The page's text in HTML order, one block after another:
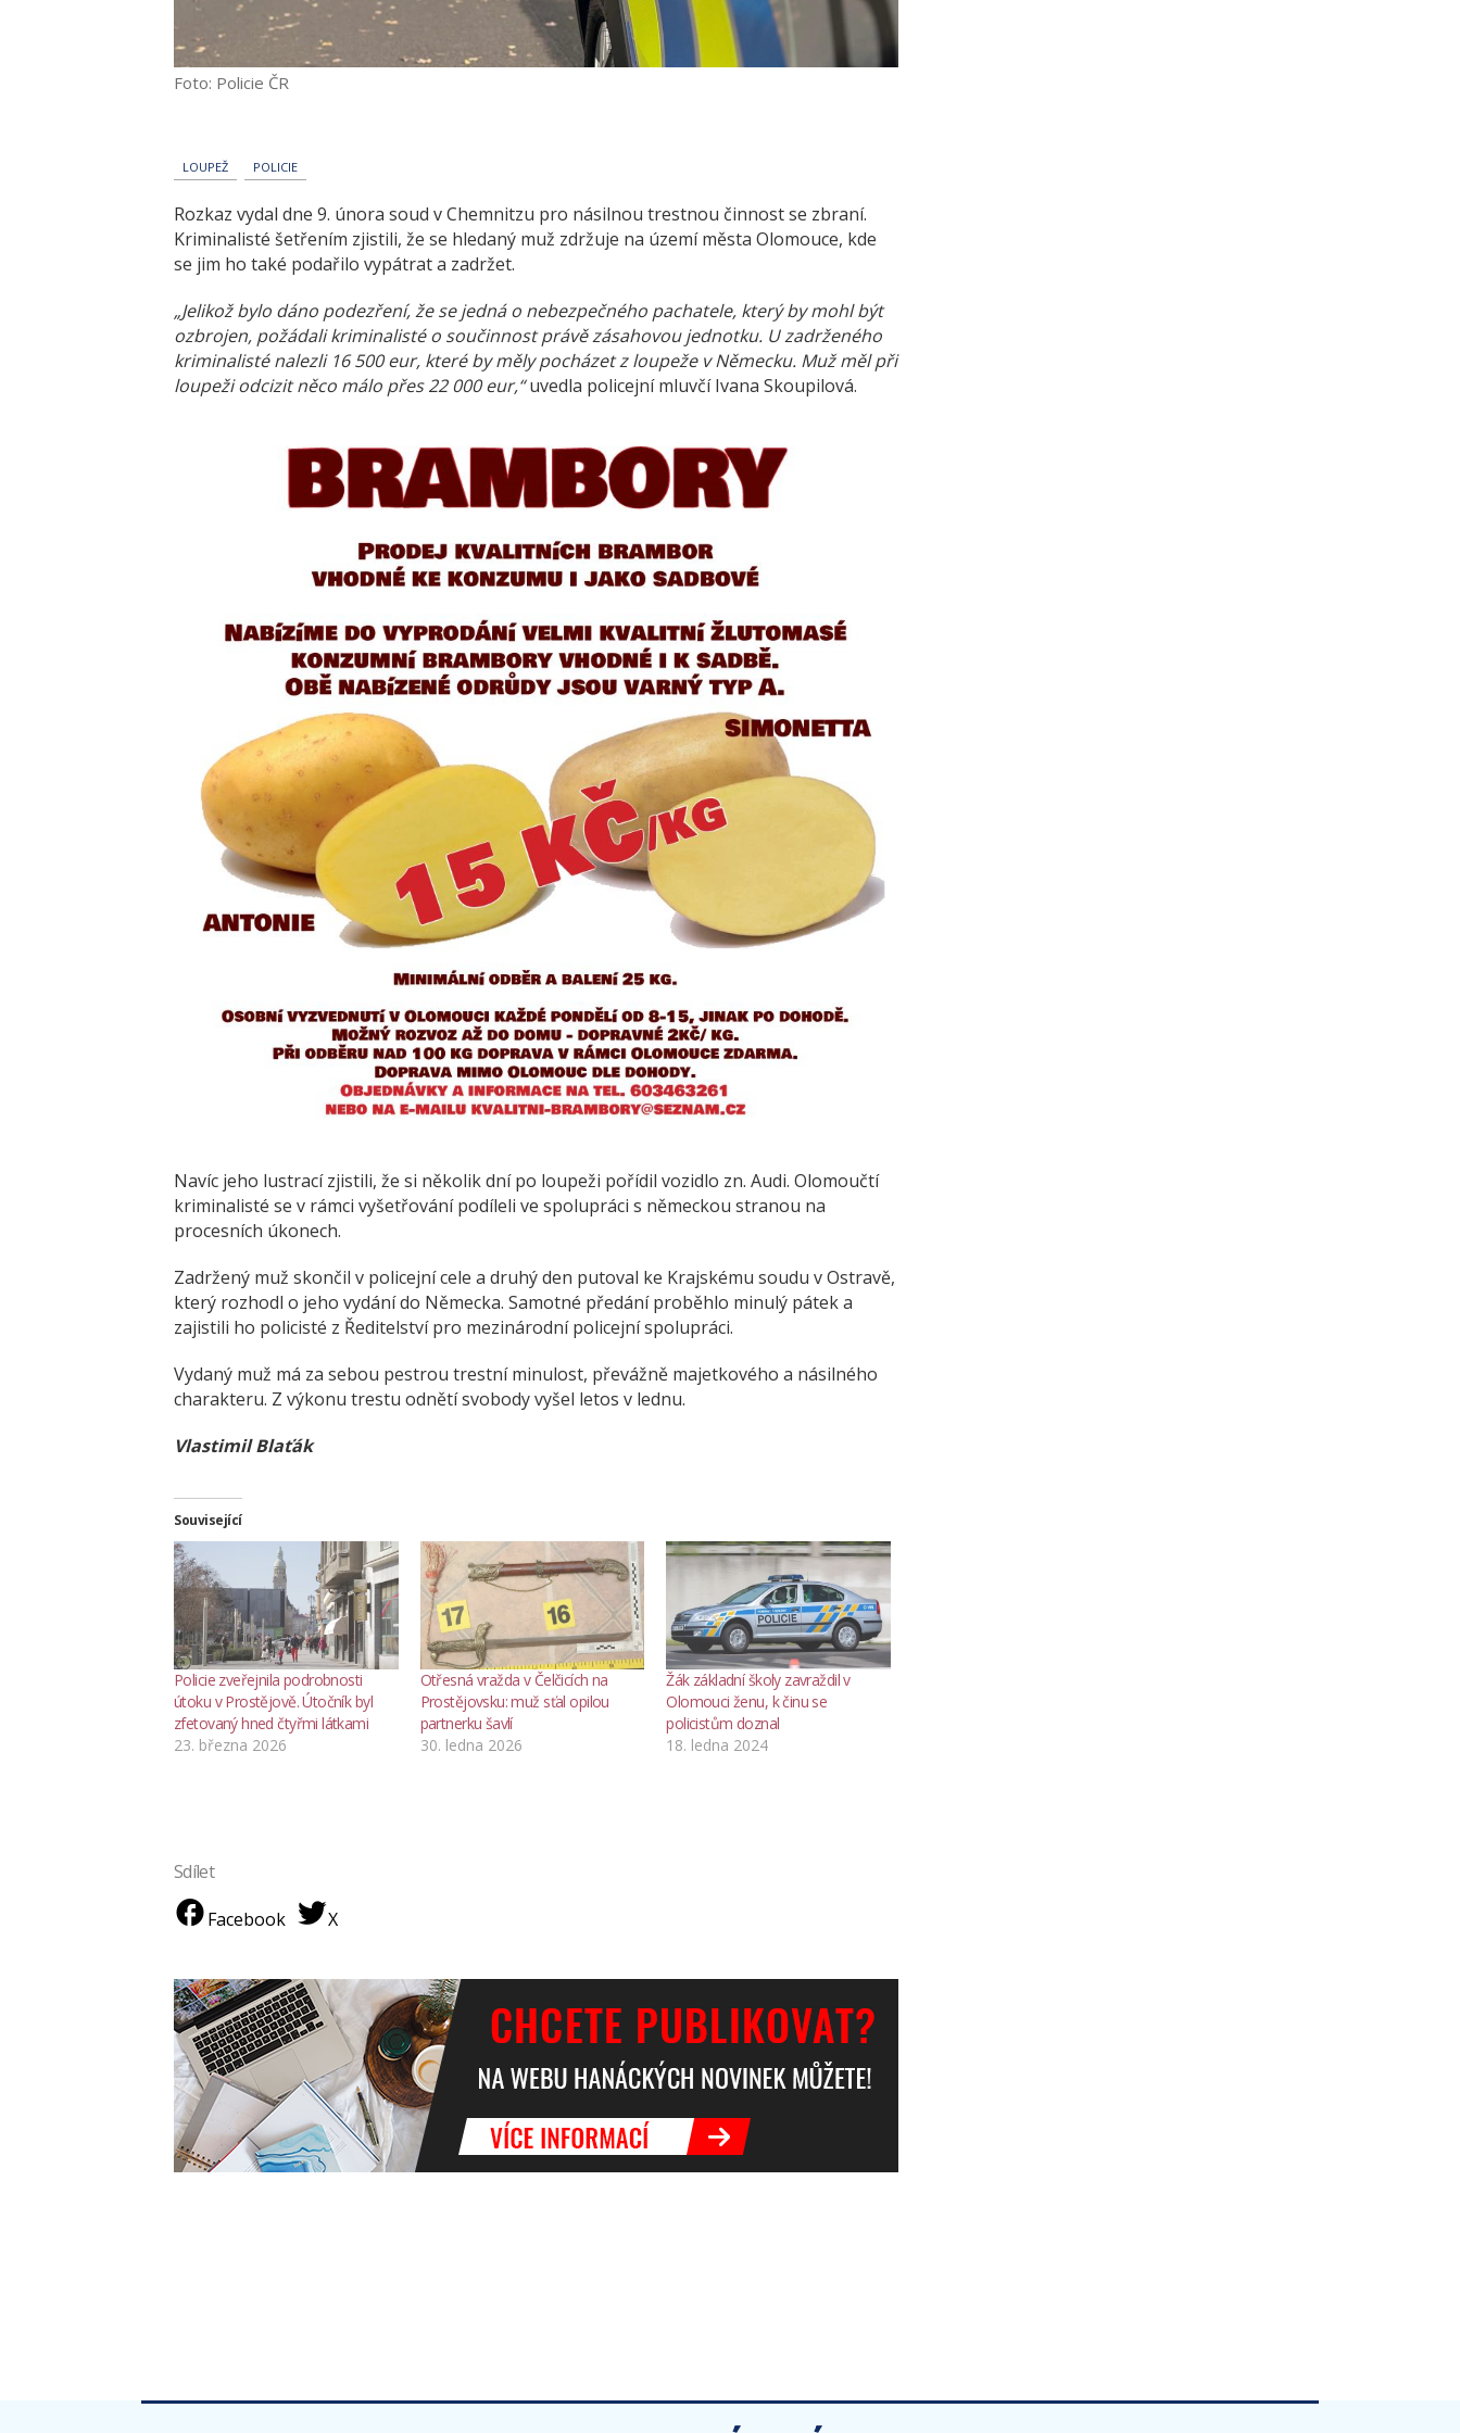
Foto: Policie ČR
LOUPEŽ POLICIE
Rozkaz vydal dne 9. února soud v Chemnitzu pro násilnou trestnou činnost se zbraní.
Kriminalisté šetřením zjistili, že se hledaný muž zdržuje na území města Olomouce, kde
se jim ho také podařilo vypátrat a zadržet.
„Jelikož bylo dáno podezření, že se jedná o nebezpečného pachatele, který by mohl být
ozbrojen, požádali kriminalisté o součinnost právě zásahovou jednotku. U zadrženého
kriminalisté nalezli 16 500 eur, které by měly pocházet z loupeže v Německu. Muž měl při
loupeži odcizit něco málo přes 22 000 eur,“uvedla policejní mluvčí Ivana Skoupilová.
Navíc jeho lustrací zjistili, že si několik dní po loupeži pořídil vozidlo zn. Audi. Olomoučtí
kriminalisté se v rámci vyšetřování podíleli ve spolupráci s německou stranou na
procesních úkonech.
Zadržený muž skončil v policejní cele a druhý den putoval ke Krajskému soudu v Ostravě,
který rozhodl o jeho vydání do Německa. Samotné předání proběhlo minulý pátek a
zajistili ho policisté z Ředitelství pro mezinárodní policejní spolupráci.
Vydaný muž má za sebou pestrou trestní minulost, převážně majetkového a násilného
charakteru. Z výkonu trestu odnětí svobody vyšel letos v lednu.
Vlastimil Blaťák
Související
Policie zveřejnila podrobnosti
útoku v Prostějově. Útočník byl
zfetovaný hned čtyřmi látkami
23. března 2026
Otřesná vražda v Čelčicích na
Prostějovsku: muž sťal opilou
partnerku šavlí
30. ledna 2026
Žák základní školy zavraždil v
Olomouci ženu, k činu se
policistům doznal
18. ledna 2024
Sdílet
Facebook
X